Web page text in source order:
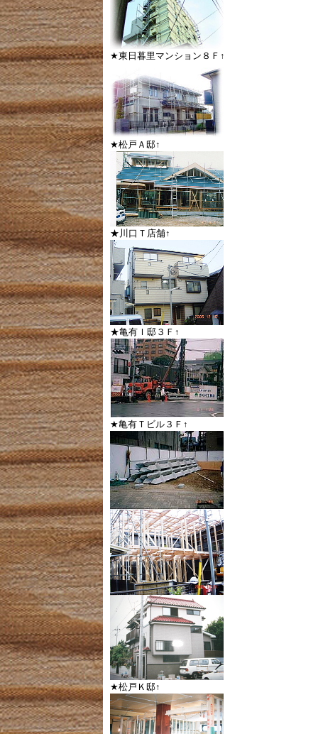
★東日暮里マンション８Ｆ↑
★松戸Ａ邸↑
★川口Ｔ店舗↑
★亀有Ｉ邸３Ｆ↑
★亀有Ｔビル３Ｆ↑
★松戸Ｋ邸↑